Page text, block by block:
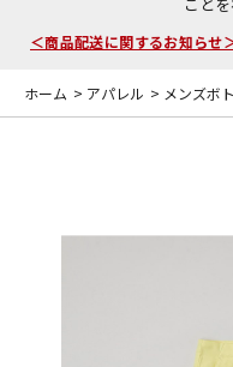
＜商品配送に関するお知らせ
ホーム > アパレル > メンズボ